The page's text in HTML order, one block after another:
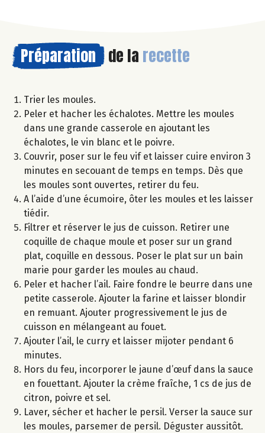
Préparation de la recette
Trier les moules.
Peler et hacher les échalotes. Mettre les moules
dans une grande casserole en ajoutant les
échalotes, le vin blanc et le poivre.
Couvrir, poser sur le feu vif et laisser cuire environ 3
minutes en secouant de temps en temps. Dès que
les moules sont ouvertes, retirer du feu.
A l’aide d’une écumoire, ôter les moules et les laisser
tiédir.
Filtrer et réserver le jus de cuisson. Retirer une
coquille de chaque moule et poser sur un grand
plat, coquille en dessous. Poser le plat sur un bain
marie pour garder les moules au chaud.
Peler et hacher l’ail. Faire fondre le beurre dans une
petite casserole. Ajouter la farine et laisser blondir
en remuant. Ajouter progressivement le jus de
cuisson en mélangeant au fouet.
Ajouter l’ail, le curry et laisser mijoter pendant 6
minutes.
Hors du feu, incorporer le jaune d’œuf dans la sauce
en fouettant. Ajouter la crème fraîche, 1 cs de jus de
citron, poivre et sel.
Laver, sécher et hacher le persil. Verser la sauce sur
les moules, parsemer de persil. Déguster aussitôt.